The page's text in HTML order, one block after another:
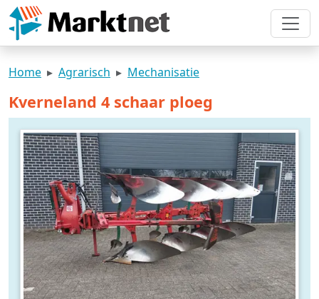
Home Agrarisch Mechanisatie
Kverneland 4 schaar ploeg